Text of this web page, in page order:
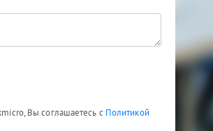
Вы соглашаетесь с Политикой